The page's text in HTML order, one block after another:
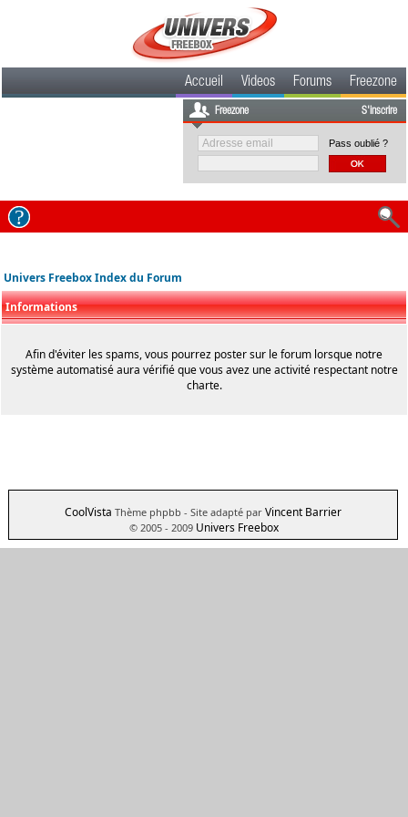
Accueil Videos Forums Freezone
Freezone S'inscrire
Pass oublié ?
Univers Freebox Index du Forum
Informations
Afin d'éviter les spams, vous pourrez poster sur le forum lorsque notre
système automatisé aura vérifié que vous avez une activité respectant notre
charte.
CoolVista Thème phpbb - Site adapté par Vincent Barrier
© 2005 - 2009 Univers Freebox